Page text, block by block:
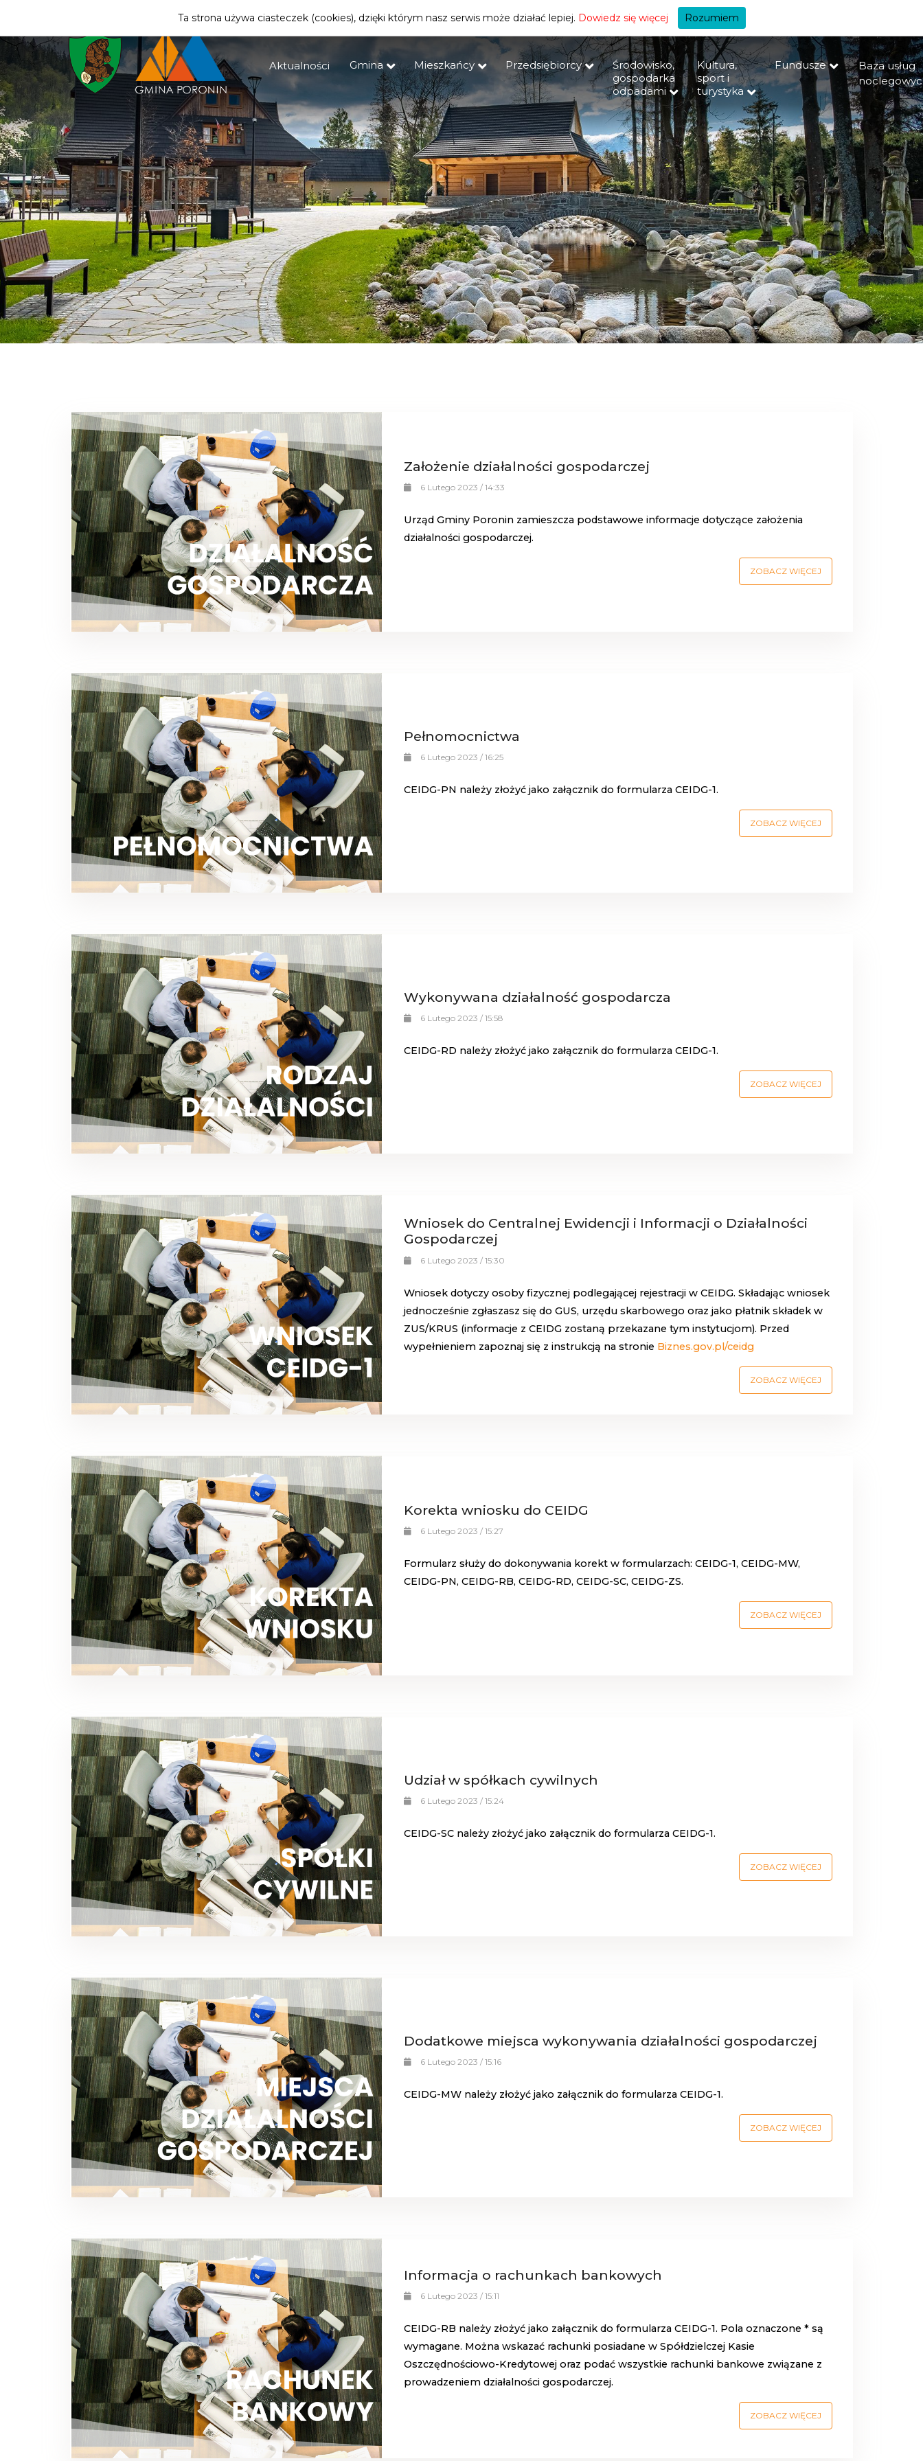
| MIESZKANIEC +A
Aktualności Gmina Mieszkańcy Przedsiębiorcy
Środowisko,
gospodarka
odpadami
Kultura,
sport i
turystyka
Fundusze
Baza usług
Założenie działalności gospodarczej
6 Lutego 2023 / 14:33
Urząd Gminy Poronin zamieszcza podstawowe informacje dotyczące założenia
działalności gospodarczej.
ZOBACZ WIĘCEJ
Pełnomocnictwa
6 Lutego 2023 / 16:25
CEIDG-PN należy złożyć jako załącznik do formularza CEIDG-1.
ZOBACZ WIĘCEJ
Wykonywana działalność gospodarcza
6 Lutego 2023 / 15:58
CEIDG-RD należy złożyć jako załącznik do formularza CEIDG-1.
ZOBACZ WIĘCEJ
Wniosek do Centralnej Ewidencji i Informacji o Działalności
Gospodarczej
6 Lutego 2023 / 15:30
Wniosek dotyczy osoby fizycznej podlegającej rejestracji w CEIDG. Składając wniosek
jednocześnie zgłaszasz się do GUS, urzędu skarbowego oraz jako płatnik składek w
ZUS/KRUS (informacje z CEIDG zostaną przekazane tym instytucjom). Przed
wypełnieniem zapoznaj się z instrukcją na stronie Biznes.gov.pl/ceidg
ZOBACZ WIĘCEJ
Korekta wniosku do CEIDG
6 Lutego 2023 / 15:27
Formularz służy do dokonywania korekt w formularzach: CEIDG-1, CEIDG-MW,
CEIDG-PN, CEIDG-RB, CEIDG-RD, CEIDG-SC, CEIDG-ZS.
ZOBACZ WIĘCEJ
Udział w spółkach cywilnych
6 Lutego 2023 / 15:24
CEIDG-SC należy złożyć jako załącznik do formularza CEIDG-1.
ZOBACZ WIĘCEJ
Dodatkowe miejsca wykonywania działalności gospodarczej
6 Lutego 2023 / 15:16
CEIDG-MW należy złożyć jako załącznik do formularza CEIDG-1.
ZOBACZ WIĘCEJ
Informacja o rachunkach bankowych
6 Lutego 2023 / 15:11
CEIDG-RB należy złożyć jako załącznik do formularza CEIDG-1. Pola oznaczone * są
wymagane. Można wskazać rachunki posiadane w Spółdzielczej Kasie
Oszczędnościowo-Kredytowej oraz podać wszystkie rachunki bankowe związane z
prowadzeniem działalności gospodarczej.
ZOBACZ WIĘCEJ
Ta strona używa ciasteczek (cookies), dzięki którym nasz serwis może działać lepiej. Dowiedz się więcej Rozumiem